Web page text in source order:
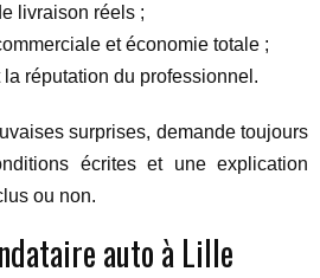
livraison réels ;
et économie totale ;
réputation du professionnel.
surprises, demande toujours
écrites et une explication
ou non.
auto à Lille